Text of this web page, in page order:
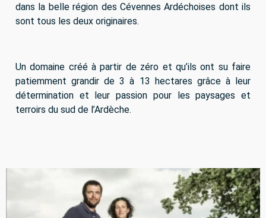
dans la belle région des Cévennes Ardéchoises dont ils
sont tous les deux originaires.
Un domaine créé à partir de zéro et qu’ils ont su faire
patiemment grandir de 3 à 13 hectares grâce à leur
détermination et leur passion pour les paysages et
terroirs du sud de l’Ardèche.